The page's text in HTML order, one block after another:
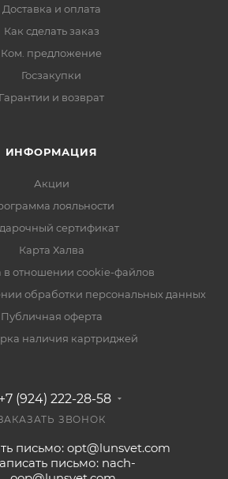
Доставка и оплата
Как сделать заказ
Ком. предложение
Госзакупки
Гарантии и возврат
ИНФОРМАЦИЯ
Акции
лояльности
сертификат
Карта Халва
в отношении cookie-файлов
обработки персональных данных
Публичная оферта
наличия картриджей
+7 (924) 222-28-58
ЗВОНОК
письмо: opt@lunsvet.com
письмо: nach-